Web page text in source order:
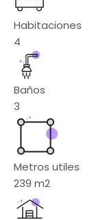
Habitaciones
4
Baños
3
Metros utiles
239 m2